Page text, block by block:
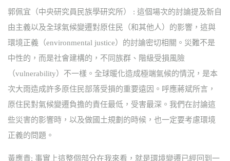
郭佩宜（中央研究員民族學研究所） : 這個場次的討論提及新自
由主義以及全球氣候變遷對原住民（和其他人）的影響，這與
環境正義（environmental justice）的討論密切相關。災難不是
中性的，而是社會建構的，不同族群、階級受損風險
（vulnerability）不一樣。全球暖化造成極端氣候的情況，是本
次大雨造成許多原住民部落受損的重要遠因。呼應蔣斌所言，
原住民對氣候變遷負擔的責任最低，受害最深。我們在討論這
些災害的影響時，以及做國土規劃的時候，也一定要考慮環境
正義的問題。
黃應貴: 事實上這整個部分在我來看，就是環境變遷已經回到一